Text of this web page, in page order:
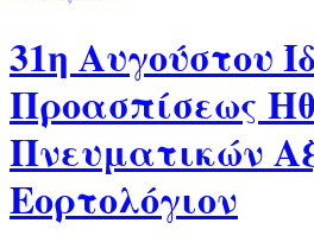
31η Αυγούστου
Προασπίσεως
Πνευματικών
Εορτολόγιον